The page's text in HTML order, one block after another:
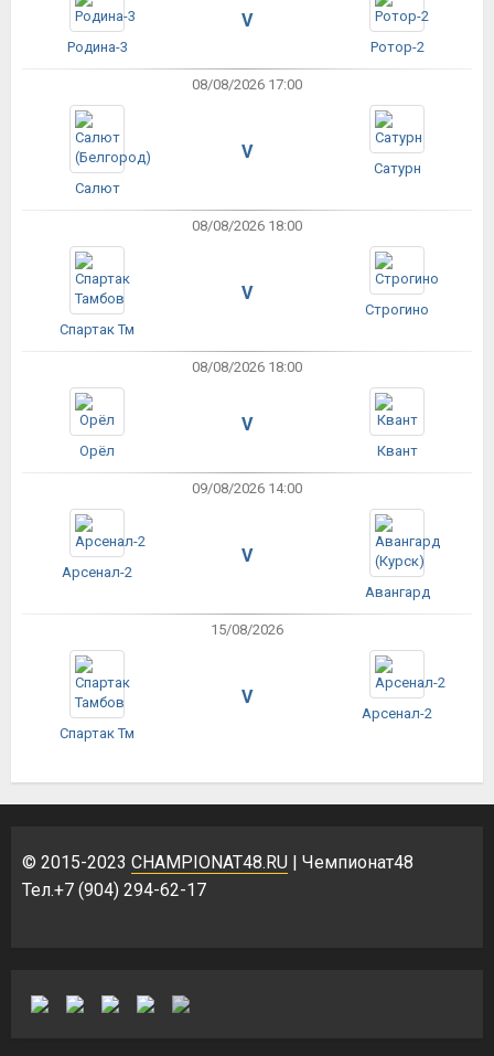
Родина-3
V
Ротор-2
08/08/2026 17:00
Салют
V
Сатурн
08/08/2026 18:00
Спартак Тм
V
Строгино
08/08/2026 18:00
Орёл
V
Квант
09/08/2026 14:00
Арсенал-2
V
Авангард
15/08/2026
Спартак Тм
V
Арсенал-2
© 2015-2023 CHAMPIONAT48.RU | Чемпионат48
Тел.+7 (904) 294-62-17